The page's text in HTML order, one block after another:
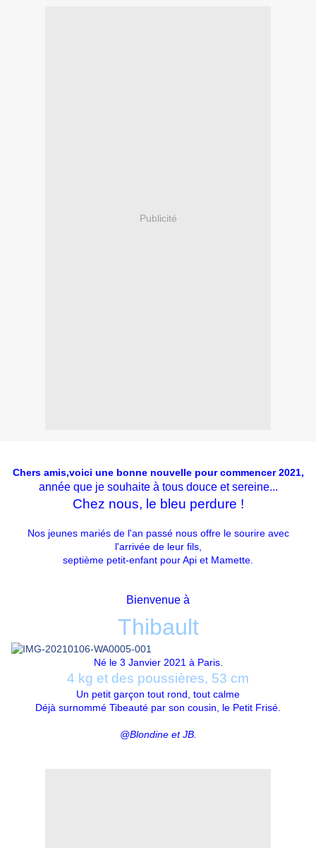
Publicité
Chers amis,voici une bonne nouvelle pour commencer 2021,
année que je souhaite à tous douce et sereine...
Chez nous, le bleu perdure !
Nos jeunes mariés de l'an passé nous offre le sourire avec
l'arrivée de leur fils,
septième petit-enfant pour Api et Mamette.
Bienvenue à
Thibault
Né le 3 Janvier 2021 à Paris.
4 kg et des poussières, 53 cm
Un petit garçon tout rond, tout calme
Déjà surnommé Tibeauté par son cousin, le Petit Frisé.
@Blondine et JB.